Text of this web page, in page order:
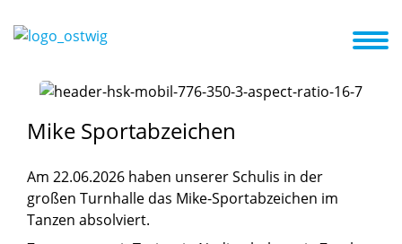
Aktuelles
Mike Sportabzeichen
Am 22.06.2026 haben unserer Schulis in der
großen Turnhalle das Mike-Sportabzeichen im
Tanzen absolviert.